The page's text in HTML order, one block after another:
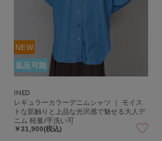
NEW
返品可能
INED
レギュラーカラーデニムシャツ ｜ モイス
トな肌触りと上品な光沢感で魅せる大人デ
ニム 軽量/手洗い可
￥31,900(税込)